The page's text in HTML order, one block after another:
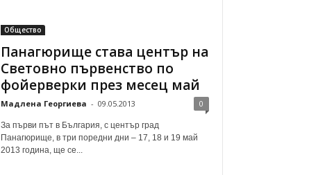
Общество
Панагюрище става център на
Световно първенство по
фойерверки през месец май
Мадлена Георгиева - 09.05.2013 0
За първи път в България, с център град
Панагюрище, в три поредни дни – 17, 18 и 19 май
2013 година, ще се...